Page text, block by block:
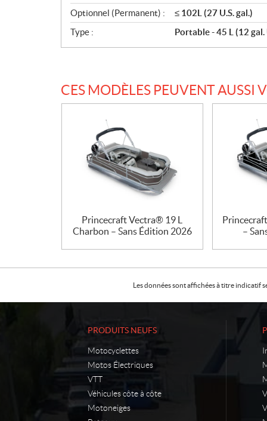
Optionnel (Permanent) :
≤ 102L (27 U.S. gal.)
Type :
Portable - 45 L (12 gal.
CES MODÈLES PEUVENT AUSSI
Princecraft Vectra® 19 L
Charbon – Sans Édition 2026
–
Les données sont affichées à titre indicatif
PRODUITS NEUFS
Motocyclettes
Motos Électriques
VTT
Véhicules côte à côte
Motoneiges